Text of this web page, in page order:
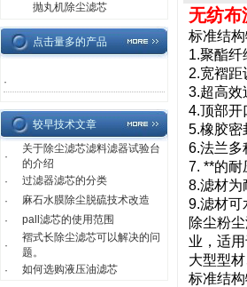
抛丸机除尘滤芯
点击量多的产品
·
较早技术文章
·
关于除尘滤芯滤料滤器试验台
的介绍
·
过滤器滤芯的分类
·
麻石水膜除尘脱硫技术改造
·
pall滤芯的使用范围
·
褶式长除尘滤芯可以解决的问
题。
·
如何选购液压油滤芯
无纺布
标准结构
1.聚酯纤
2.宽褶距
3.超高效
4.顶部开
5.橡胶密
6.法兰多
7. **的耐
8.滤材为
9.滤材可
除尘粉
业，适
大型型
标准结